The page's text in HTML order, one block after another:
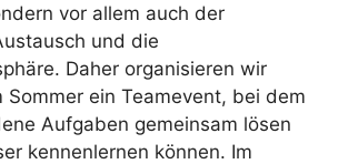
vor allem auch der
und die
Daher organisieren wir
Sommer ein Teamevent, bei dem
Aufgaben gemeinsam lösen
kennenlernen können. Im